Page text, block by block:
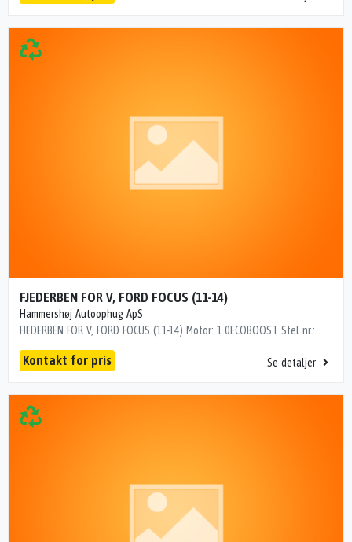
FJEDERBEN FOR V, FORD FOCUS (11-14)
Hammershøj Autoophug ApS
FJEDERBEN FOR V, FORD FOCUS (11-14) Motor: 1.0ECOBOOST Stel nr.: WF0LXXGCBLEJ76016 Årgang.: 2014 Del nr..: MK2616011 Dito nr.: 25463601 Stamkort nr.: 26B00078 Kilometer: 257000 "WF0LXXGCBLEJ76016"
Kontakt for pris Se detaljer